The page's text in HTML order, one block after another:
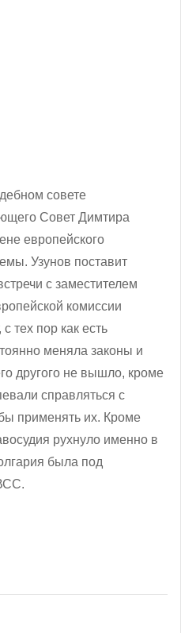
совете
Совет Димтира
европейского
Узунов поставит
с заместителем
комиссии
тех пор как есть
меняла законы и
другого не вышло, кроме
справляться с
применять их. Кроме
рухнуло именно в
была под